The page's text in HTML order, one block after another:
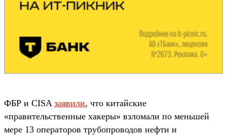
ФБР и CISA заявили, что китайские
«правительственные хакеры» взломали по меньшей
мере 13 операторов трубопроводов нефти и